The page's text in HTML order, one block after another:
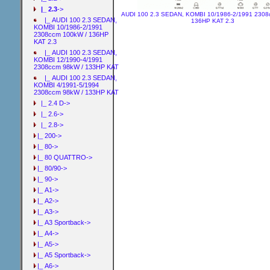
|_ 2.3->
|_ AUDI 100 2.3 SEDAN,
KOMBI 10/1986-2/1991
2308ccm 100kW / 136HP
KAT 2.3
|_ AUDI 100 2.3 SEDAN,
KOMBI 12/1990-4/1991
2308ccm 98kW / 133HP KAT
|_ AUDI 100 2.3 SEDAN,
KOMBI 4/1991-5/1994
2308ccm 98kW / 133HP KAT
|_ 2.4 D->
|_ 2.6->
|_ 2.8->
|_ 200->
|_ 80->
|_ 80 QUATTRO->
|_ 80/90->
|_ 90->
|_ A1->
|_ A2->
|_ A3->
|_ A3 Sportback->
|_ A4->
|_ A5->
|_ A5 Sportback->
|_ A6->
AUDI 100 2.3 SEDAN, KOMBI 10/1986-2/1991
136HP KAT 2.3